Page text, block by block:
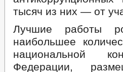
тысяч из них — от
Лучшие работы
наибольшее
национальной
Федерации,